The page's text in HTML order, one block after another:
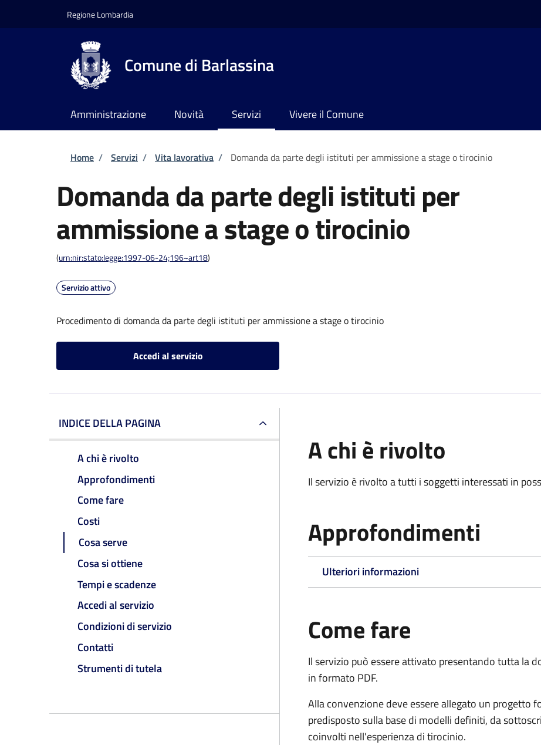
Regione Lombardia
Comune di Barlassina
Amministrazione Novità Servizi Vivere il Comune
Briciole di pane
Home / Servizi / Vita lavorativa / Domanda da parte degli istituti per ammissione a stage o tirocinio
Domanda da parte degli istituti per
ammissione a stage o tirocinio
(urn:nir:stato:legge:1997-06-24;196~art18)
Servizio attivo
Procedimento di domanda da parte degli istituti per ammissione a stage o tirocinio
Accedi al servizio
INDICE DELLA PAGINA
A chi è rivolto
Approfondimenti
Come fare
Costi
Cosa serve
Cosa si ottiene
Tempi e scadenze
Accedi al servizio
Condizioni di servizio
Contatti
Strumenti di tutela
A chi è rivolto
Il servizio è rivolto a tutti i soggetti interessati in
Approfondimenti
Ulteriori informazioni
Come fare
Il servizio può essere attivato presentando tutta la
in formato PDF.
Alla convenzione deve essere allegato un progetto
predisposto sulla base di modelli definiti, da
coinvolti nell'esperienza di tirocinio.